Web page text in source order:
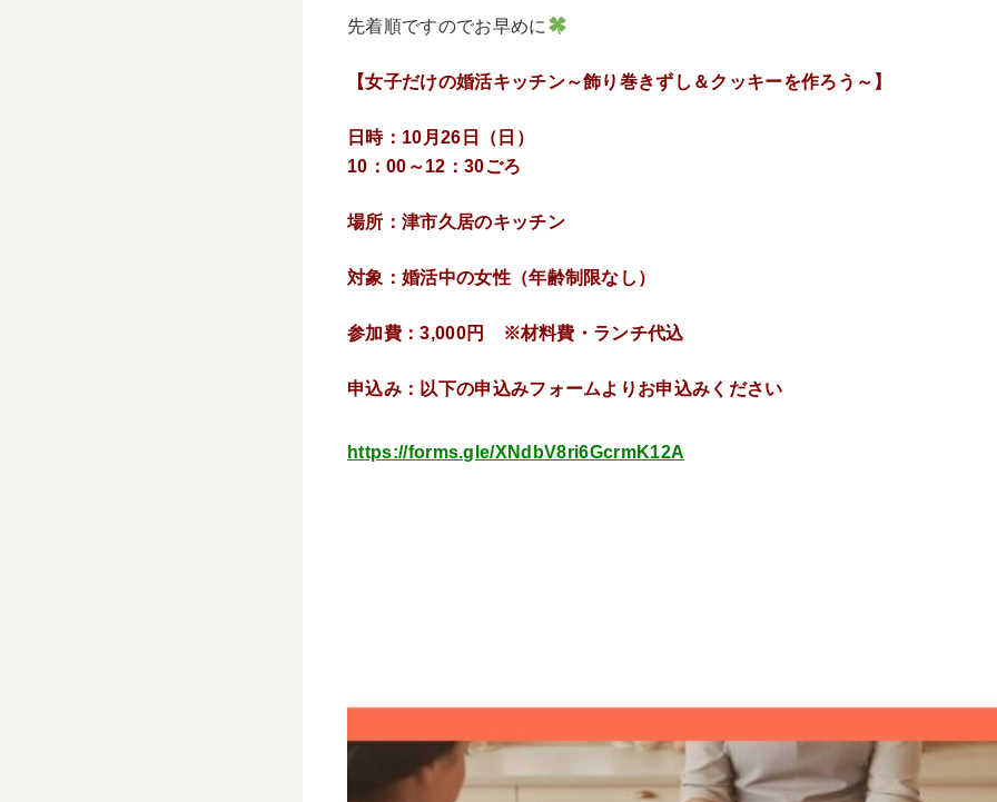
先着順ですのでお早めに
【女子だけの婚活キッチン～飾り巻きずし＆クッキーを作ろう～】
日時：10月26日（日）
10：00～12：30ごろ
場所：津市久居のキッチン
対象：婚活中の女性（年齢制限なし）
参加費：3,000円 ※材料費・ランチ代込
申込み：以下の申込みフォームよりお申込みください
https://forms.gle/XNdbV8ri6GcrmK12A